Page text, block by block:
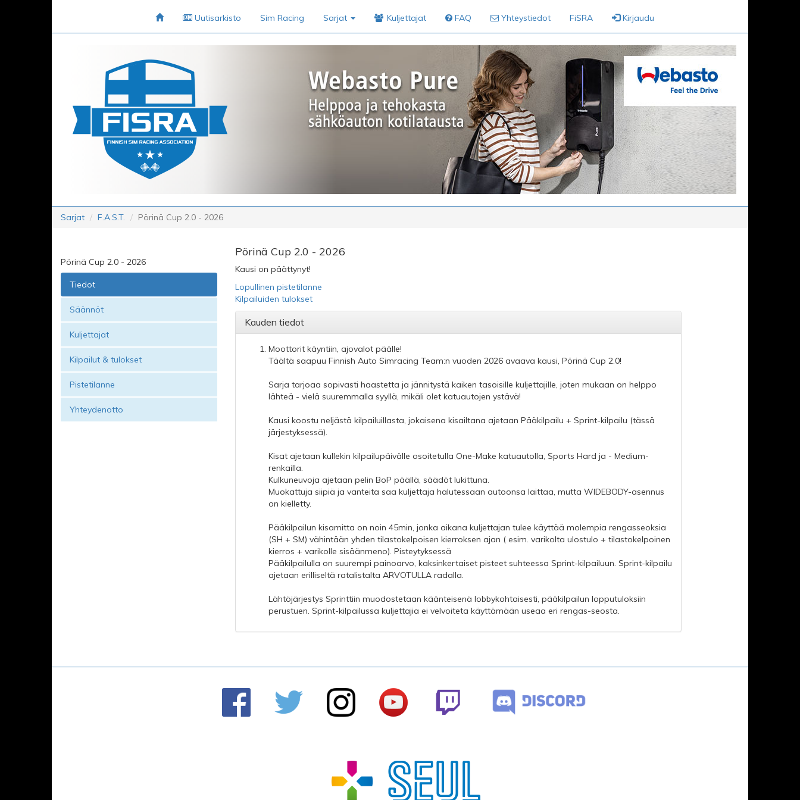
Uutisarkisto Sim Racing Sarjat Kuljettajat FAQ Yhteystiedot FiSRA Kirjaudu
Sarjat F.A.S.T. Pörinä Cup 2.0 - 2026
Pörinä Cup 2.0 - 2026
Tiedot
Säännöt
Kuljettajat
Kilpailut & tulokset
Pistetilanne
Yhteydenotto
Pörinä Cup 2.0 - 2026
Kausi on päättynyt!
Lopullinen pistetilanne
Kilpailuiden tulokset
Kauden tiedot
Moottorit käyntiin, ajovalot päälle!
Täältä saapuu Finnish Auto Simracing Team:n vuoden 2026 avaava kausi, Pörinä Cup 2.0!
Sarja tarjoaa sopivasti haastetta ja jännitystä kaiken tasoisille kuljettajille, joten mukaan on helppo
lähteä - vielä suuremmalla syyllä, mikäli olet katuautojen ystävä!
Kausi koostu neljästä kilpailuillasta, jokaisena kisailtana ajetaan Pääkilpailu + Sprint-kilpailu (tässä
järjestyksessä).
Kisat ajetaan kullekin kilpailupäivälle osoitetulla One-Make katuautolla, Sports Hard ja - Medium-
renkailla.
Kulkuneuvoja ajetaan pelin BoP päällä, säädöt lukittuna.
Muokattuja siipiä ja vanteita saa kuljettaja halutessaan autoonsa laittaa, mutta WIDEBODY-asennus
on kielletty.
Pääkilpailun kisamitta on noin 45min, jonka aikana kuljettajan tulee käyttää molempia rengasseoksia
(SH + SM) vähintään yhden tilastokelpoisen kierroksen ajan ( esim. varikolta ulostulo + tilastokelpoinen
kierros + varikolle sisäänmeno). Pisteytyksessä
Pääkilpailulla on suurempi painoarvo, kaksinkertaiset pisteet suhteessa Sprint-kilpailuun. Sprint-kilpailu
ajetaan erilliseltä ratalistalta ARVOTULLA radalla.
Lähtöjärjestys Sprinttiin muodostetaan käänteisenä lobbykohtaisesti, pääkilpailun lopputuloksiin
perustuen. Sprint-kilpailussa kuljettajia ei velvoiteta käyttämään useaa eri rengas-seosta.